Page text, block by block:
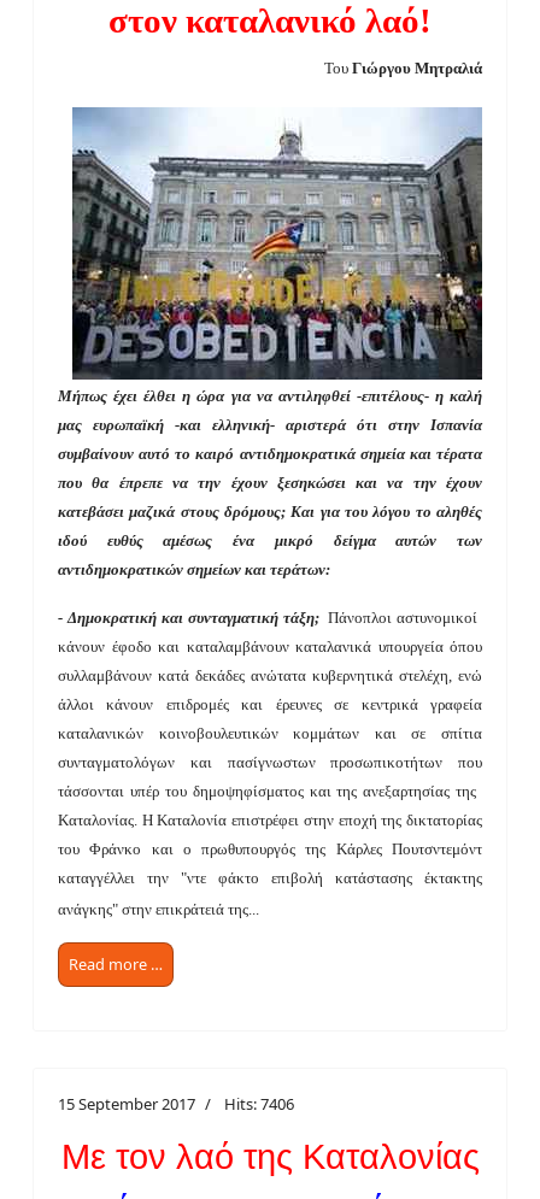
στον καταλανικό λαό!
Του Γιώργου Μητραλιά
Μήπως έχει έλθει η ώρα για να αντιληφθεί -επιτέλους- η καλή
μας ευρωπαϊκή -και ελληνική- αριστερά ότι στην Ισπανία
συμβαίνουν αυτό το καιρό αντιδημοκρατικά σημεία και τέρατα
που θα έπρεπε να την έχουν ξεσηκώσει και να την έχουν
κατεβάσει μαζικά στους δρόμους; Και για του λόγου το αληθές
ιδού ευθύς αμέσως ένα μικρό δείγμα αυτών των
αντιδημοκρατικών σημείων και τεράτων:
- Δημοκρατική και συνταγματική τάξη;​ ​Πάνοπλοι αστυνομικοί ​​
κάνουν έφοδο και καταλαμβάνουν καταλανικά υπουργεία​ ό​που
συλλαμβάνουν κατά δεκάδες ανώτατα κυβερνητικά στελέχη, ενώ
άλλοι κάνουν επιδρομές και έρευνες σε κεντρικά γραφεία
καταλανικών κοινοβουλευτικών κομμάτων​ και σε ​​σπίτια
συνταγματολόγων και πασίγνωστων προσωπικοτήτων​​ που
τάσσονται υπέρ του δημοψηφίσματος και της ανεξαρτησίας της ​​
Καταλονίας. Η Καταλονία επιστρέφει στην εποχή της δικτατορίας
του Φράνκο και ο πρωθυπουργός της Κάρλες Πουτσντεμόντ
καταγγέλλει την "ντε φάκτο επιβολή κατάστασης έκτακτης
ανάγκης" στην επικράτειά της...
Read more …
15 September 2017 Hits: 7406
Με τον λαό της Καταλονίας